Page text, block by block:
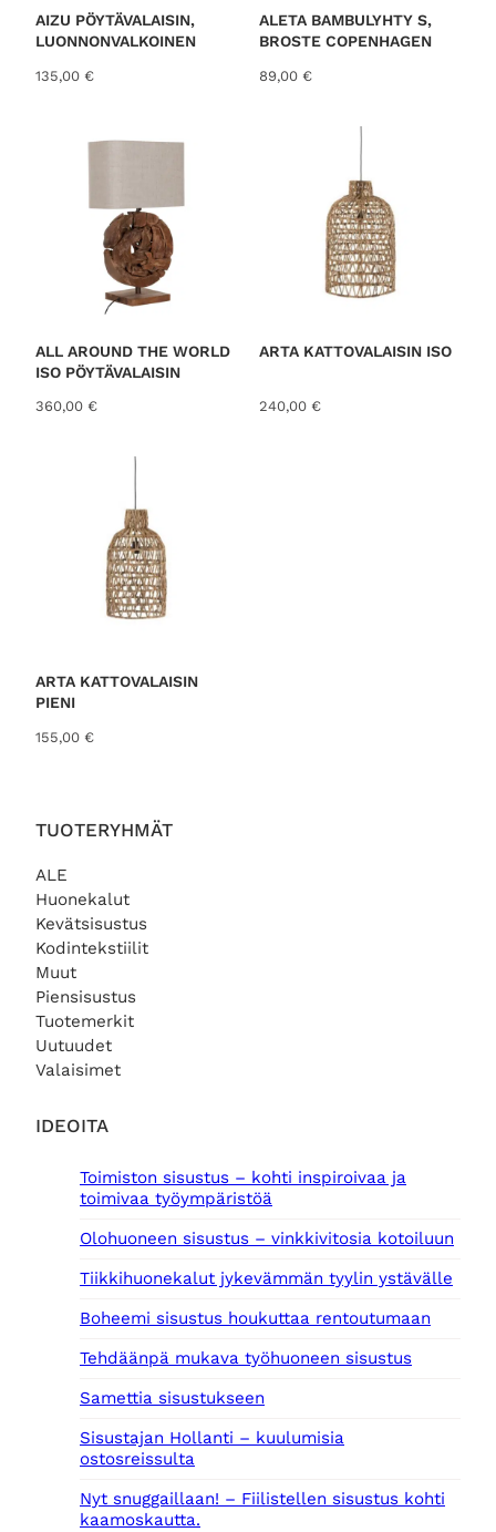
TUOTERYHMÄT
ALE
Huonekalut
Kevätsisustus
Kodintekstiilit
Muut
Piensisustus
Tuotemerkit
Uutuudet
Valaisimet
IDEOITA
Toimiston sisustus – kohti inspiroivaa ja
toimivaa työympäristöä
Olohuoneen sisustus – vinkkivitosia kotoiluun
Tiikkihuonekalut jykevämmän tyylin ystävälle
Boheemi sisustus houkuttaa rentoutumaan
Tehdäänpä mukava työhuoneen sisustus
Samettia sisustukseen
Sisustajan Hollanti – kuulumisia
ostosreissulta
Nyt snuggaillaan! – Fiilistellen sisustus kohti
kaamoskautta.
AIZU PÖYTÄVALAISIN,
LUONNONVALKOINEN
135,00 €
ALETA BAMBULYHTY S,
BROSTE COPENHAGEN
89,00 €
ALL AROUND THE WORLD
ISO PÖYTÄVALAISIN
360,00 €
ARTA KATTOVALAISIN ISO
240,00 €
ARTA KATTOVALAISIN
PIENI
155,00 €